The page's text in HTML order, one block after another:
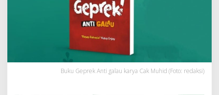
e
p
R
a
Buku Geprek Anti galau karya Cak Muhid (Foto: redaksi)